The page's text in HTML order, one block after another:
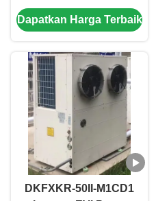
Monoblock Pump
Panas Suhu Tinggi
Dapatkan Harga Terbaik
DKFXKR-50II-M1CD1